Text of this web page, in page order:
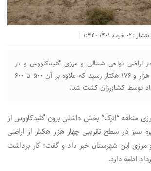
اراضی نواحی شمالی و مرزی گنبدکاووس و در
قالب قرارداد به سه هزار و ۱۷۶ هکتار رسید که علاوه بر آن ۵۰۰ تا ۶۰۰
توسط کشاورزان کشت شد.
منطقه “اترک” بخش داشلی برون گنبدکاووس از
سبز در سطح تقریبی چهار هزار هکتار از اراضی
مرزی این شهرستان خبر داد و گفت: کار برداشت
ادامه دارد.